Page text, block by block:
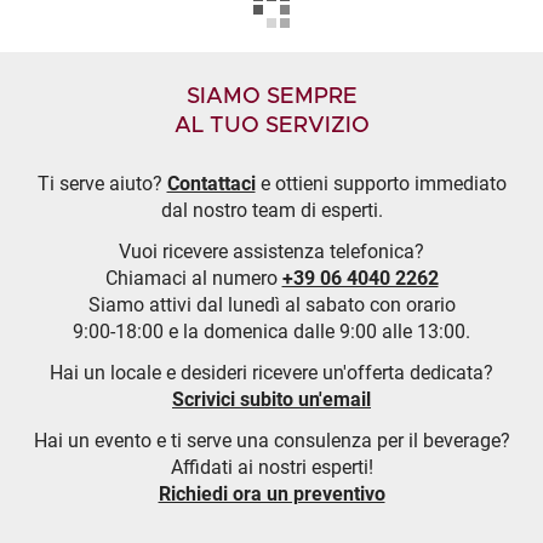
SIAMO SEMPRE
AL TUO SERVIZIO
Ti serve aiuto? Contattacie ottieni supporto immediato
dal nostro team di esperti.
Vuoi ricevere assistenza telefonica?
Chiamaci al numero +39 06 4040 2262
Siamo attivi dal lunedì al sabato con orario
9:00-18:00 e la domenica dalle 9:00 alle 13:00.
Hai un locale e desideri ricevere un'offerta dedicata?
Scrivici subito un'email
Hai un evento e ti serve una consulenza per il beverage?
Affidati ai nostri esperti!
Richiedi ora un preventivo